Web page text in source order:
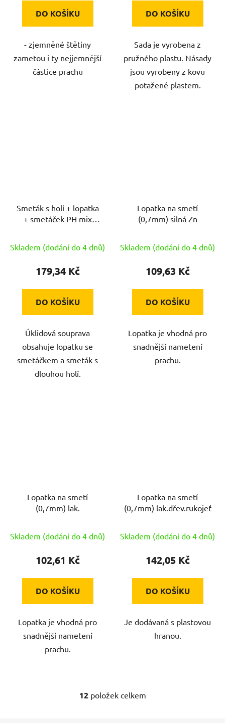
DO KOŠÍKU
- zjemněné štětiny
zametou i ty nejjemnější
částice prachu
DO KOŠÍKU
Sada je vyrobena z
pružného plastu. Násady
jsou vyrobeny z kovu
potažené plastem.
Smeták s holí + lopatka
+ smetáček PH mix
Skladem (dodání do 4 dnů)
179,34 Kč
DO KOŠÍKU
Úklidová souprava
obsahuje lopatku se
smetáčkem a smeták s
dlouhou holí.
Lopatka na smetí
(0,7mm) silná Zn
Skladem (dodání do 4 dnů)
109,63 Kč
DO KOŠÍKU
Lopatka je vhodná pro
snadnější nametení
prachu.
Lopatka na smetí
(0,7mm) lak.
Skladem (dodání do 4 dnů)
102,61 Kč
DO KOŠÍKU
Lopatka je vhodná pro
snadnější nametení
prachu.
Lopatka na smetí
(0,7mm) lak.dřev.rukojeť
Skladem (dodání do 4 dnů)
142,05 Kč
DO KOŠÍKU
Je dodávaná s plastovou
hranou.
O
12 položek celkem